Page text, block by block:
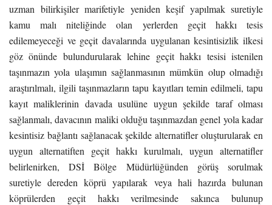
uzman bilirkişiler marifetiyle yeniden keşif yapılmak suretiyle
kamu malı niteliğinde olan yerlerden geçit hakkı tesis
edilemeyeceği ve geçit davalarında uygulanan kesintisizlik ilkesi
göz önünde bulundurularak lehine geçit hakkı tesisi istenilen
taşınmazın yola ulaşımın sağlanmasının mümkün olup olmadığı
araştırılmalı, ilgili taşınmazların tapu kayıtları temin edilmeli, tapu
kayıt maliklerinin davada usulüne uygun şekilde taraf olması
sağlanmalı, davacının maliki olduğu taşınmazdan genel yola kadar
kesintisiz bağlantı sağlanacak şekilde alternatifler oluşturularak en
uygun alternatiften geçit hakkı kurulmalı, uygun alternatifler
belirlenirken, DSİ Bölge Müdürlüğünden görüş sorulmak
suretiyle dereden köprü yapılarak veya hali hazırda bulunan
köprülerden geçit hakkı verilmesinde sakınca bulunup